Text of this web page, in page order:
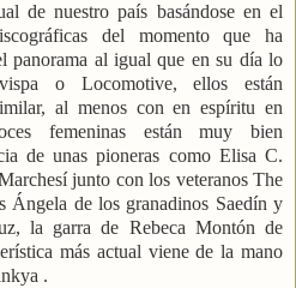
de nuestro país basándose en el
del momento que ha
panorama al igual que en su día lo
o Locomotive, ellos están
al menos con en espíritu en
femeninas están muy bien
de unas pioneras como Elisa C.
junto con los veteranos The
Ángela de los granadinos Saedín y
la garra de Rebeca Montón de
más actual viene de la mano
.